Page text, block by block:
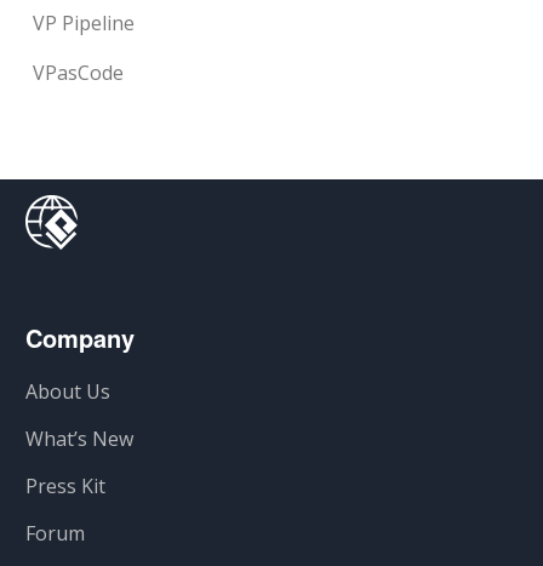
VP Pipeline
VPasCode
Company
About Us
What’s New
Press Kit
Forum